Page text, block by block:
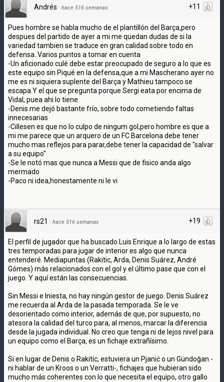
+11
Andrés · hace 516 semanas
Pues hombre se habla mucho de el plantillón del Barça,pero
despues del partido de ayer a mi me quedan dudas de si la
variedad tambien se traduce en gran calidad sobre todo en
defensa..Varios puntos a tomar en cuenta
-Un aficionado culé debe estar preocupado de seguro a lo que es
este equipo sin Piqué en la defensa,que a mi Mascherano ayer no
me es ni siquiera suplente del Barça y Mathieu tampoco se
escapa.Y el que se pregunta porque Sergi eata por encima de
Vidal, puea ahi lo tiene
-Denis me dejó bastante frío, sobre todo cometiendo faltas
innecesarias
-Cillesen es que no lo culpo de ningum gol,pero hombre es que a
mi me parece que un arquero de un FC Barcelona debe tener
mucho mas reflejos para parar,debe tener la capacidad de "salvar
a su equipo"
-Se le notó mas que nunca a Messi que de fisico anda algo
mermado
-Paco ni idea,honestamente ni le vi
+19
rs21 · hace 516 semanas
El perfil de jugador que ha buscado Luis Enrique a lo largo de estas
tres temporadas para jugar de interior es algo que nunca
entenderé. Mediapuntas (Rakitic, Arda, Denis Suárez, André
Gómes) más relacionados con el gol y el último pase que con el
juego. Y aquí están las consecuencias.
Sin Messi e Iniesta, no hay ningún gestor de juego. Denis Suárez
me recuerda al Arda de la pasada temporada. Se le ve
desorientado como interior, además de que, por supuesto, no
atesora la calidad del turco para, al menos, marcar la diferencia
desde la jugada individual. No creo que tenga ni de lejos nivel para
un equipo como el Barça, es un fichaje extrañísimo.
Si en lugar de Denis o Rakitic, estuviera un Pjanić o un Gündoğan -
ni hablar de un Kroos o un Verratti-, fichajes que hubieran sido
mucho más coherentes con lo que necesita el equipo, otro gallo